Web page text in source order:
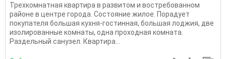
Трехкомнатная квартира в развитом и востребованном
районе в центре города. Состояние жилое. Порадует
покупателя большая кухня-гостинная, большая лоджия, две
изолированные комнаты, одна проходная комната.
Раздельный санузел. Квартира...